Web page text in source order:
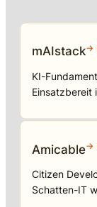
mAIstack→
KI-
Einsatzbereit
Amicable→
Citizen
Schatten-IT